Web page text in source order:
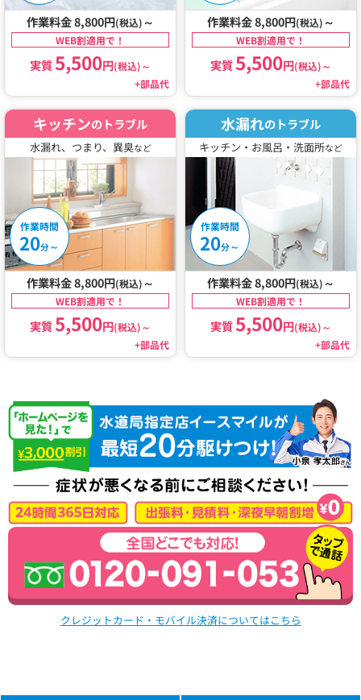
作業料金 8,800円(税込) ～
WEB割適用で！
実質5,500円(税込)～
+部品代
作業料金 8,800円(税込) ～
WEB割適用で！
実質5,500円(税込)～
+部品代
キッチンのトラブル
水漏れ、つまり、異臭など
作業時間
20分～
作業料金 8,800円(税込) ～
WEB割適用で！
実質5,500円(税込)～
+部品代
水漏れのトラブル
キッチン・お風呂・洗面所など
作業時間
20分～
作業料金 8,800円(税込) ～
WEB割適用で！
実質5,500円(税込)～
+部品代
クレジットカード・モバイル決済についてはこちら